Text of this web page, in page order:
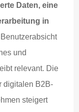
Daten, eine
in
und
relevant. Die
digitalen B2B-
steigert